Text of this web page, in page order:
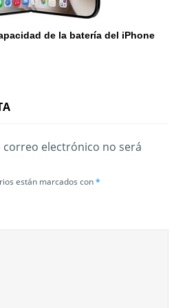
de la batería del iPhone
correo electrónico no será
están marcados con*